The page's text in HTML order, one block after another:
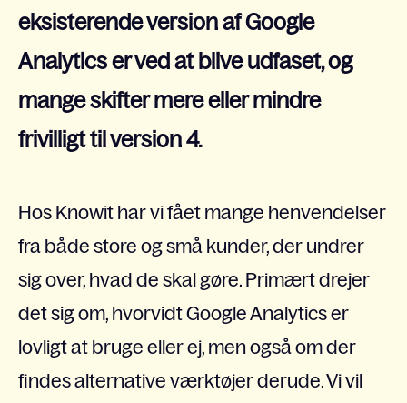
eksisterende version af Google
Analytics er ved at blive udfaset, og
mange skifter mere eller mindre
frivilligt til version 4.
Hos Knowit har vi fået mange henvendelser
fra både store og små kunder, der undrer
sig over, hvad de skal gøre. Primært drejer
det sig om, hvorvidt Google Analytics er
lovligt at bruge eller ej, men også om der
findes alternative værktøjer derude. Vi vil